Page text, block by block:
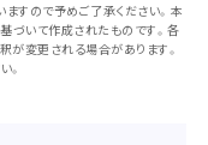
すので予めご了承ください。本
づいて作成されたものです。各
が変更される場合があります。
。